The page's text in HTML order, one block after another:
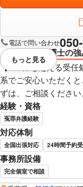
電話で問い合わせ
弁護士の
【100件を超える受任
系でご安心いただく
ずは、ご相談ください。
経験・資格
冤罪弁護経験
対応体制
全国出張対応 24時間予約
事務所設備
完全個室で相談
視覚的に省略さ
もっと見る